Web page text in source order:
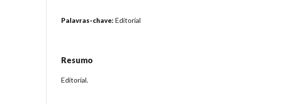
Palavras-chave: Editorial
Resumo
Editorial.